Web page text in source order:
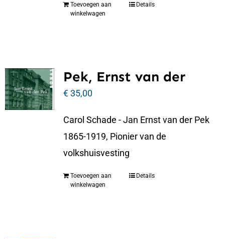
Toevoegen aan
winkelwagen
Details
Pek, Ernst van der
€35,00
Carol Schade - Jan Ernst van der Pek
1865-1919, Pionier van de
volkshuisvesting
Toevoegen aan
winkelwagen
Details